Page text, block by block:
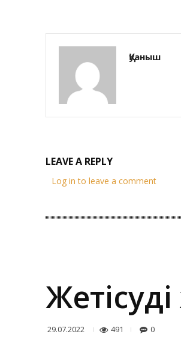
Қуаныш
LEAVE A REPLY
Log in to leave a comment